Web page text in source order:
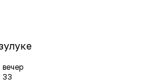
вечер
33